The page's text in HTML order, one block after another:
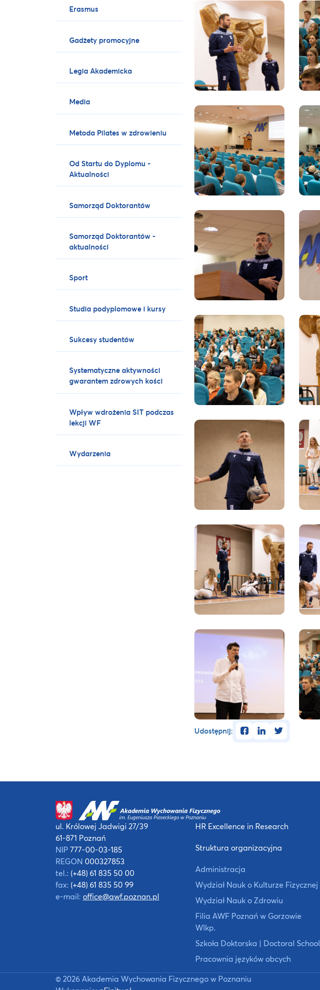
Erasmus
Gadżety promocyjne
Legia Akademicka
Media
Metoda Pilates w zdrowieniu
Od Startu do Dyplomu -
Aktualności
Samorząd Doktorantów
Samorząd Doktorantów -
aktualności
Sport
Studia podyplomowe i kursy
Sukcesy studentów
Systematyczne aktywności
gwarantem zdrowych kości
Wpływ wdrożenia SIT podczas
lekcji WF
Wydarzenia
Udostępnij: facebooklinkedintwitter
ul. Królowej Jadwigi 27/39
61-871 Poznań
NIP 777-00-03-185
REGON 000327853
tel.: (+48) 61 835 50 00
fax: (+48) 61 835 50 99
e-mail: office@awf.poznan.pl
HR Excellence in Research
Struktura organizacyjna
Administracja
Wydział Nauk o Kulturze Fizycznej
Wydział Nauk o Zdrowiu
Filia AWF Poznań w Gorzowie
Wlkp.
Szkoła Doktorska | Doctoral School
Pracownia języków obcych
© 2026 Akademia Wychowania Fizycznego w Poznaniu